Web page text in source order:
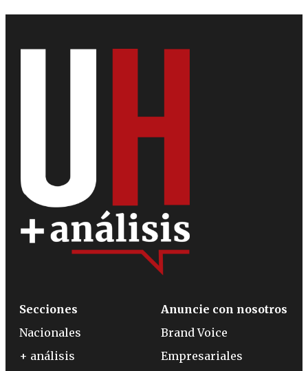
Secciones
Nacionales
+ análisis
Anuncie con nosotros
Brand Voice
Empresariales